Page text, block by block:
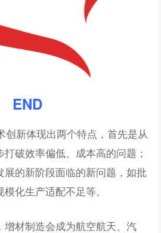
END
创新体现出两个特点，首先是从
破效率偏低、成本高的问题；
的新阶段面临的新问题，如批
化生产适配不足等。
增材制造会成为航空航天、汽